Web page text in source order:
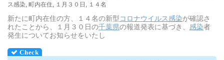
ス感染, 町内在住, １月３０日 , １４名
新たに町内在住の方、１４名の新型コロナウイルス感染が確認さ
れたことから、１月３０日の千葉県の報道発表に基づき、 感染者
発生についてお知らせをいたし